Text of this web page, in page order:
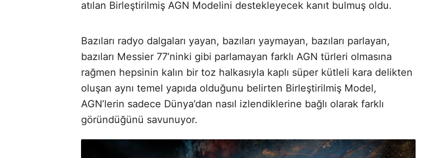
atılan Birleştirilmiş AGN Modelini destekleyecek kanıt bulmuş oldu.
Bazıları radyo dalgaları yayan, bazıları yaymayan, bazıları parlayan,
bazıları Messier 77’ninki gibi parlamayan farklı AGN türleri olmasına
rağmen hepsinin kalın bir toz halkasıyla kaplı süper kütleli kara delikten
oluşan aynı temel yapıda olduğunu belirten Birleştirilmiş Model,
AGN’lerin sadece Dünya’dan nasıl izlendiklerine bağlı olarak farklı
göründüğünü savunuyor.